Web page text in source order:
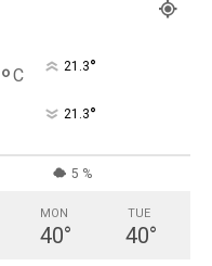
°C 21.3°
21.3°
5 %
MON
40°
TUE
40°